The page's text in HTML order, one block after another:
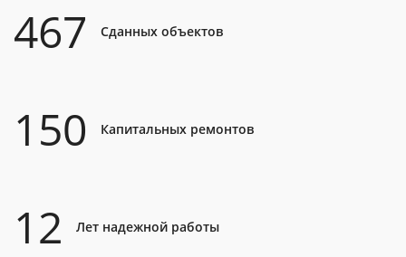
467 Сданных объектов
150 Капитальных ремонтов
12 Лет надежной работы